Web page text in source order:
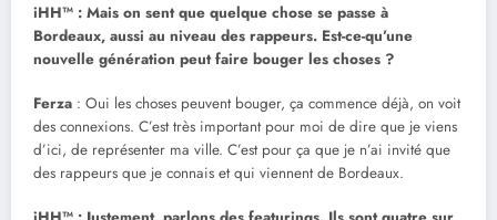
iHH™ : Mais on sent que quelque chose se passe à
Bordeaux, aussi au niveau des rappeurs. Est-ce-qu’une
nouvelle génération peut faire bouger les choses ?
Ferza : Oui les choses peuvent bouger, ça commence déjà, on voit
des connexions. C’est très important pour moi de dire que je viens
d’ici, de représenter ma ville. C’est pour ça que je n’ai invité que
des rappeurs que je connais et qui viennent de Bordeaux.